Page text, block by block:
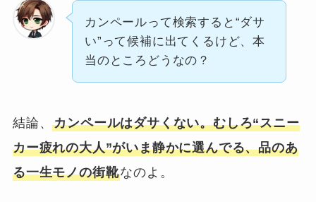
カンペールって検索すると“ダサ
い”って候補に出てくるけど、本
当のところどうなの？
結論、カンペールはダサくない。むしろ“スニー
カー疲れの大人”がいま静かに選んでる、品のあ
る一生モノの街靴なのよ。